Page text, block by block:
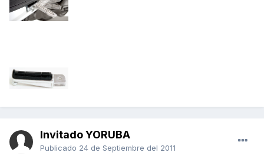
Invitado YORUBA
Publicado 24 de Septiembre del 2011